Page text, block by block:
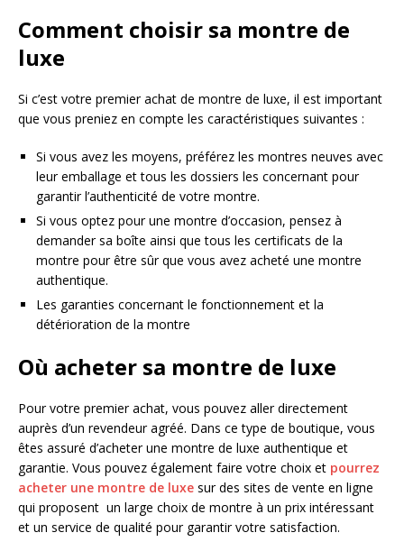
Comment choisir sa montre de
luxe
Si c’est votre premier achat de montre de luxe, il est important
que vous preniez en compte les caractéristiques suivantes :
Si vous avez les moyens, préférez les montres neuves avec
leur emballage et tous les dossiers les concernant pour
garantir l’authenticité de votre montre.
Si vous optez pour une montre d’occasion, pensez à
demander sa boîte ainsi que tous les certificats de la
montre pour être sûr que vous avez acheté une montre
authentique.
Les garanties concernant le fonctionnement et la
détérioration de la montre
Où acheter sa montre de luxe
Pour votre premier achat, vous pouvez aller directement
auprès d’un revendeur agréé. Dans ce type de boutique, vous
êtes assuré d’acheter une montre de luxe authentique et
garantie. Vous pouvez également faire votre choix et pourrez
acheter une montre de luxe sur des sites de vente en ligne
qui proposent un large choix de montre à un prix intéressant
et un service de qualité pour garantir votre satisfaction.